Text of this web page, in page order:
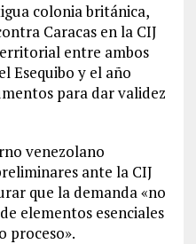
colonia británica,
Caracas en la CIJ
entre ambos
Esequibo y el año
para dar validez
venezolano
ante la CIJ
que la demanda «no
elementos esenciales
proceso».